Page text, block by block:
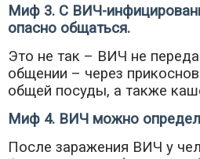
Миф 3. С ВИЧ-
опасно общаться.
Это не так – ВИЧ не
общении – через
общей посуды, а также
Миф 4. ВИЧ можно
После заражения ВИЧ у